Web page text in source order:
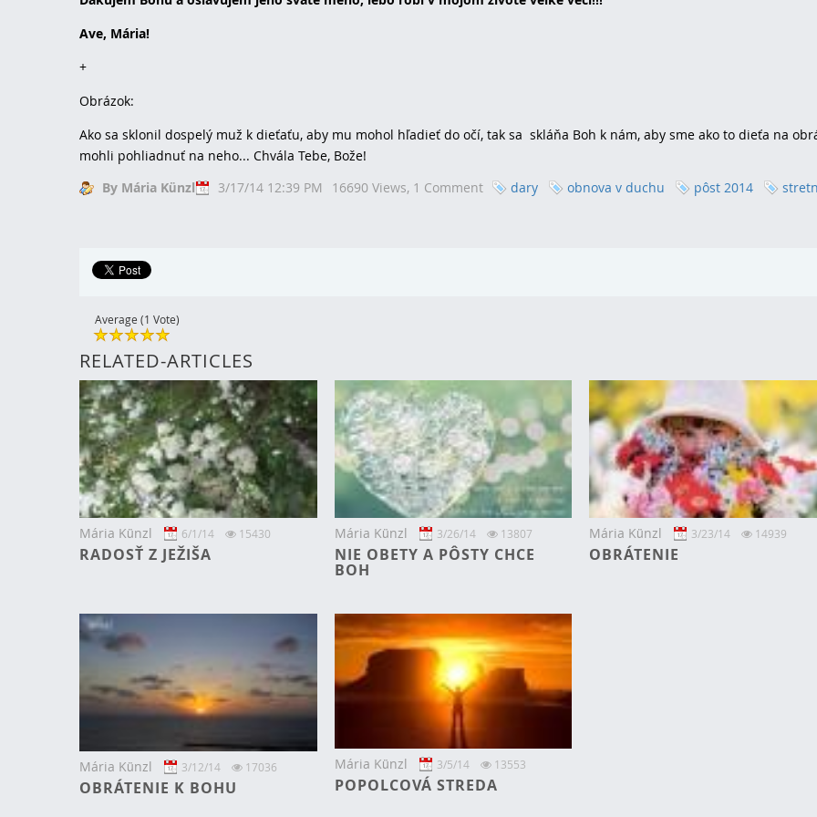
Ave, Mária!
+
Obrázok:
Ako sa sklonil dospelý muž k dieťaťu, aby mu mohol hľadieť do očí, tak sa skláňa Boh k nám, aby sme ako to dieťa na
mohli pohliadnuť na neho... Chvála Tebe, Bože!
By Mária Künzl
3/17/14 12:39 PM 16690 Views, 1 Comment dary obnova v duchu pôst 2014
Average (1 Vote)
RELATED-ARTICLES
Mária Künzl 6/1/14 15430
RADOSŤ Z JEŽIŠA
Mária Künzl 3/26/14 13807
NIE OBETY A PÔSTY CHCE
BOH
Mária Künzl 3/23/14 14939
OBRÁTENIE
Mária Künzl 3/12/14 17036
OBRÁTENIE K BOHU
Mária Künzl 3/5/14 13553
POPOLCOVÁ STREDA